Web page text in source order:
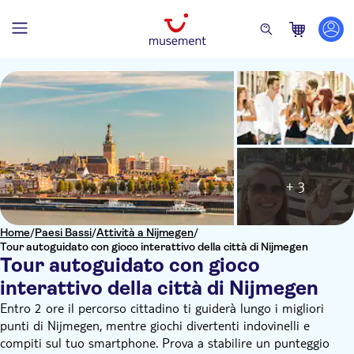
Home/Paesi Bassi/Attività a Nijmegen/
Tour autoguidato con gioco interattivo della città di Nijmegen
Tour autoguidato con gioco
interattivo della città di Nijmegen
+ 3
Entro 2 ore il percorso cittadino ti guiderà lungo i migliori
punti di Nijmegen, mentre giochi divertenti indovinelli e
compiti sul tuo smartphone. Prova a stabilire un punteggio